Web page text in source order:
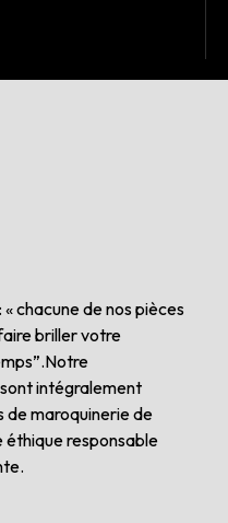
chacune de nos pièces
briller votre
intégralement
de maroquinerie de
éthique responsable